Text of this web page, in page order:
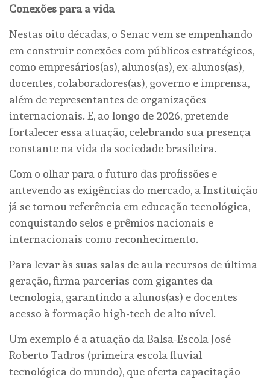
Conexões para a vida
Nestas oito décadas, o Senac vem se empenhando
em construir conexões com públicos estratégicos,
como empresários(as), alunos(as), ex-alunos(as),
docentes, colaboradores(as), governo e imprensa,
além de representantes de organizações
internacionais. E, ao longo de 2026, pretende
fortalecer essa atuação, celebrando sua presença
constante na vida da sociedade brasileira.
Com o olhar para o futuro das profissões e
antevendo as exigências do mercado, a Instituição
já se tornou referência em educação tecnológica,
conquistando selos e prêmios nacionais e
internacionais como reconhecimento.
Para levar às suas salas de aula recursos de última
geração, firma parcerias com gigantes da
tecnologia, garantindo a alunos(as) e docentes
acesso à formação high-tech de alto nível.
Um exemplo é a atuação da Balsa-Escola José
Roberto Tadros (primeira escola fluvial
tecnológica do mundo), que oferta capacitação